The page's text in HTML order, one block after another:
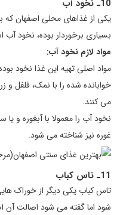
10ـ نخود آب
یکی از غذاهای محلی اصفهان که
بسیاری برخوردار بوده، نخود
مواد لازم نخود آب:
مواد اصلی تهیه این غذا نخود
خوابانده شده را با نمک، فلفل
می کنند.
نخود آب را معمولا با آبغوره و یا
غوره نیز شناخته می شود.
11ـ تاس کباب
تاس کباب یکی دیگر از خوراک
شود اما گفته می شود اصالت